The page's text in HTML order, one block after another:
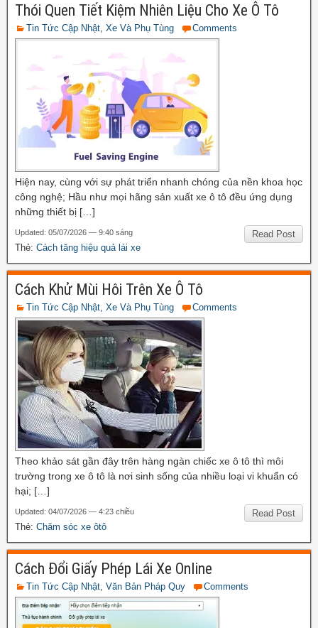
Thói Quen Tiết Kiệm Nhiên Liệu Cho Xe Ô Tô
Tin Tức Cập Nhật Xe Và Phụ Tùng Comments
Hiện nay, cùng với sự phát triển nhanh chóng của nền khoa học
công nghệ; Hầu như mọi hãng sản xuất xe ô tô đều ứng dụng
những thiết bị […]
Read Post
Updated: 05/07/2026 — 9:40 sáng
Thẻ: Cách tăng hiệu quả lái xe
Cách Khử Mùi Hôi Trên Xe Ô Tô
Tin Tức Cập Nhật Xe Và Phụ Tùng Comments
Theo khảo sát gần đây trên hàng ngàn chiếc xe ô tô thì môi
trường trong xe ô tô là nơi sinh sống của nhiều loại vi khuẩn có
hại; […]
Read Post
Updated: 04/07/2026 — 4:23 chiều
Thẻ: Chăm sóc xe ôtô
Cách Đổi Giấy Phép Lái Xe Online
Tin Tức Cập Nhật Văn Bản Pháp Quy Comments